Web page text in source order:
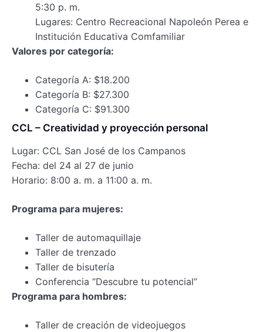
5:30 p. m.
Lugares: Centro Recreacional Napoleón Perea e
Institución Educativa Comfamiliar
Valores por categoría:
Categoría A: $18.200
Categoría B: $27.300
Categoría C: $91.300
CCL – Creatividad y proyección personal
Lugar: CCL San José de los Campanos
Fecha: del 24 al 27 de junio
Horario: 8:00 a. m. a 11:00 a. m.
Programa para mujeres:
Taller de automaquillaje
Taller de trenzado
Taller de bisutería
Conferencia “Descubre tu potencial”
Programa para hombres:
Taller de creación de videojuegos